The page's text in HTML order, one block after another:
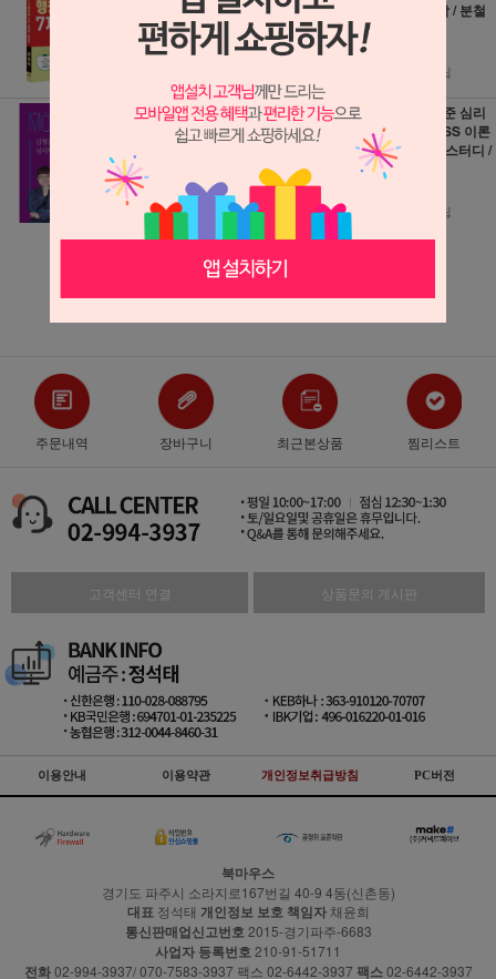
제 / 시스컴 / 분철
가능
16,200원
판) / 서원각 / 분철
950원 적립
2026 김형준 심리
학 뫼비우스 기출
문제집 (전2권) / 넥
스트스터디 / 분철
가능
40,500원
400원 적립
2026 김형준 심리
학 SEEPASS 이론
서 / 넥스트스터디 /
분철가능
280원 적립
더보기 ▼
주문내역 장바구니 최근본상품 찜리스트
고객센터 연결 상품문의 게시판
이용안내 이용약관 개인정보취급방침 PC버전
북마우스
경기도 파주시 소라지로167번길 40-9 4동(신촌동)
대표 정석태 개인정보 보호 책임자채윤희
통신판매업신고번호 2015-경기파주-6683
사업자 등록번호210-91-51711
전화02-994-3937/ 070-7583-3937 팩스 02-6442-3937 팩스02-6442-3937